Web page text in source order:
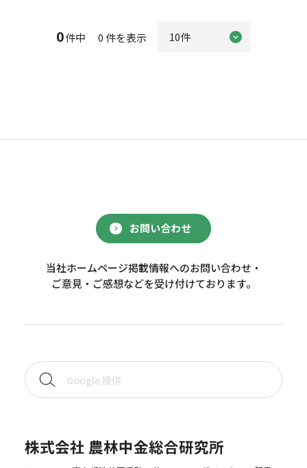
0件中 0 件を表示
お問い合わせ
当社ホームページ掲載情報へのお問い合わせ・
ご意見・ご感想などを受け付けております。
株式会社 農林中金総合研究所